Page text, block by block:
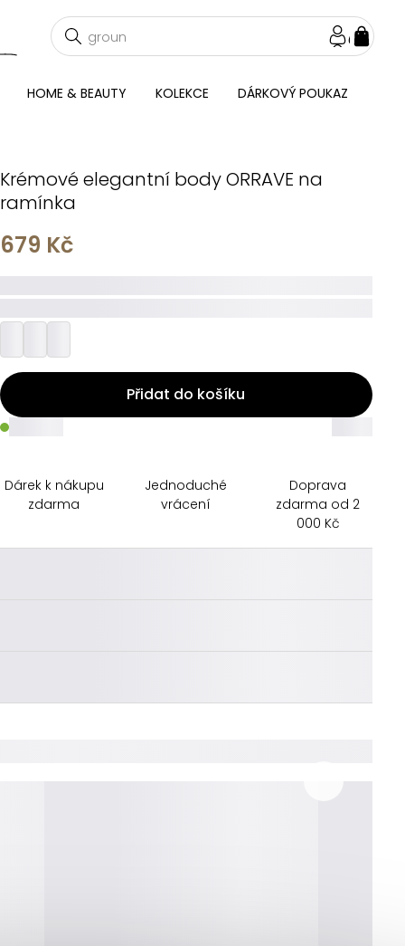
HOME & BEAUTY KOLEKCE DÁRKOVÝ POUKAZ
Krémové elegantní body ORRAVE na
ramínka
679 Kč
Přidat do košíku
_____
Dárek k nákupu
zdarma
Jednoduché
vrácení
Doprava
zdarma od 2
000 Kč